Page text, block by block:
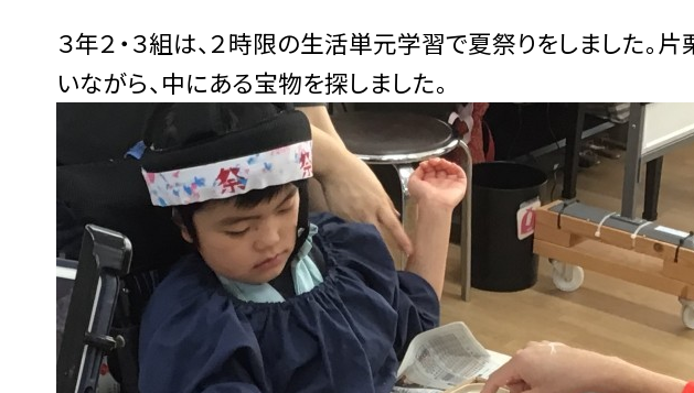
３年２・３組は、２時限の生活単元学習で夏祭りをしました。
いながら、中にある宝物を探しました。